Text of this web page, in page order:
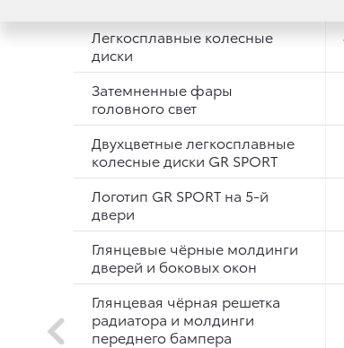
Легкосплавные колесные
диски
Затемненные фары
головного свет
Двухцветные легкосплавные
колесные диски GR SPORT
Логотип GR SPORT на 5-й
двери
Глянцевые чёрные молдинги
дверей и боковых окон
Глянцевая чёрная решетка
радиатора и молдинги
переднего бампера